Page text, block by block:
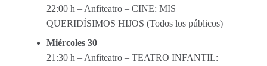
22:00 h – Anfiteatro – CINE: MIS
QUERIDÍSIMOS HIJOS (Todos los públicos)
Miércoles 30
21:30 h – Anfiteatro – TEATRO INFANTIL: